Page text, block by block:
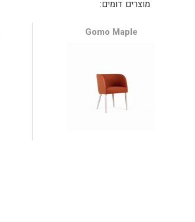
Gomo Maple